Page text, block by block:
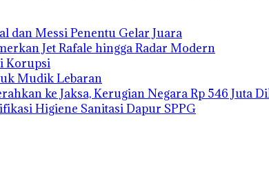
dan Messi Penentu Gelar Juara
Jet Rafale hingga Radar Modern
Korupsi
Mudik Lebaran
ke Jaksa, Kerugian Negara Rp 546 Juta
Higiene Sanitasi Dapur SPPG